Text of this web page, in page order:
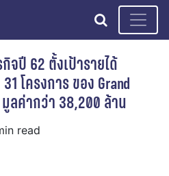
search
จปี 62 ตั้งเป้ารายได้
โครงการ ของ Grand
มูลค่ากว่า 38,200 ล้าน
read